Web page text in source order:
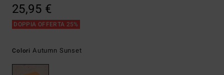
25,95 €
DOPPIA OFFERTA 25%
Colori Autumn Sunset